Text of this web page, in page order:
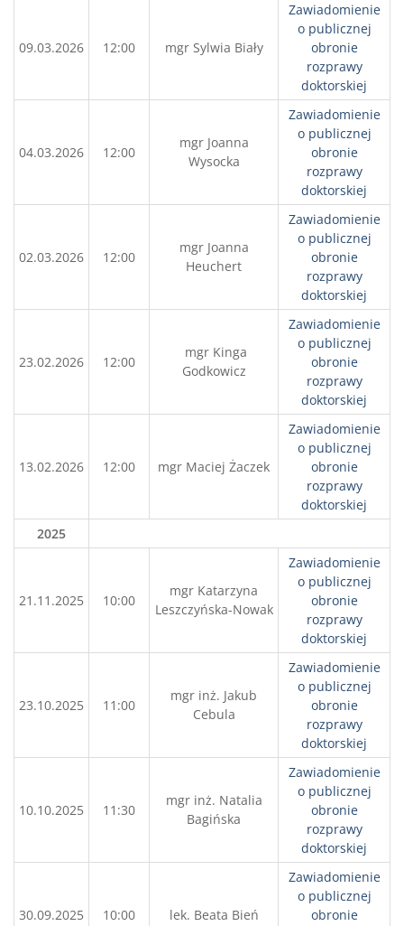
09.03.2026 12:00 mgr Sylwia Biały
Zawiadomienie
o publicznej
obronie
rozprawy
doktorskiej
04.03.2026 12:00
mgr Joanna
Wysocka
Zawiadomienie
o publicznej
obronie
rozprawy
doktorskiej
02.03.2026 12:00
mgr Joanna
Heuchert
Zawiadomienie
o publicznej
obronie
rozprawy
doktorskiej
23.02.2026 12:00
mgr Kinga
Godkowicz
Zawiadomienie
o publicznej
obronie
rozprawy
doktorskiej
13.02.2026 12:00 mgr Maciej Żaczek
Zawiadomienie
o publicznej
obronie
rozprawy
doktorskiej
2025
21.11.2025 10:00
mgr Katarzyna
Leszczyńska-Nowak
Zawiadomienie
o publicznej
obronie
rozprawy
doktorskiej
23.10.2025 11:00
mgr inż. Jakub
Cebula
Zawiadomienie
o publicznej
obronie
rozprawy
doktorskiej
10.10.2025 11:30
mgr inż. Natalia
Bagińska
Zawiadomienie
o publicznej
obronie
rozprawy
doktorskiej
30.09.2025 10:00 lek. Beata Bień
Zawiadomienie
o publicznej
obronie